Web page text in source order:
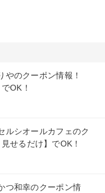
やのクーポン情報！
OK！
ルシオールカフェのク
せるだけ】でOK！
つ和幸のクーポン情